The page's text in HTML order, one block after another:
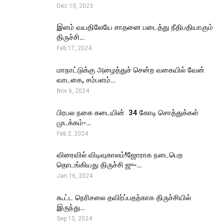
Dec 10, 2023
இளம் வயதிலேயே சாதனை படைத்து நீதிபதியாகும்
திருச்சி…
Feb 17, 2024
மாநாட்டுக்கு அழைத்துச் சென்ற வகையில் வேன்
வாடகை, சம்பளம்…
Nov 6, 2024
பிரபல நகை கடையின் ₹ 34 கோடி சொத்துக்கள்
முடக்கம்-…
Feb 2, 2024
விரைவில் விடிவுகாலம்!ஜோராக நடைபெற
தொடங்கியது திருச்சி ஜு-…
Jan 16, 2024
கூட்ட நெரிசலை தவிர்ப்பதற்காக திருச்சியில்
இருந்து…
Sep 15, 2024